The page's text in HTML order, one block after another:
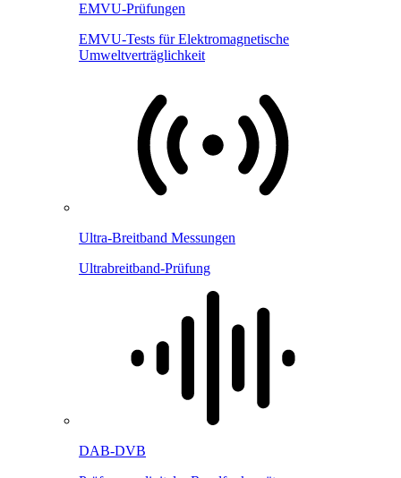
EMVU-Prüfungen
EMVU-Tests für Elektromagnetische
Umweltverträglichkeit
Ultra-Breitband Messungen
Ultrabreitband-Prüfung
DAB-DVB